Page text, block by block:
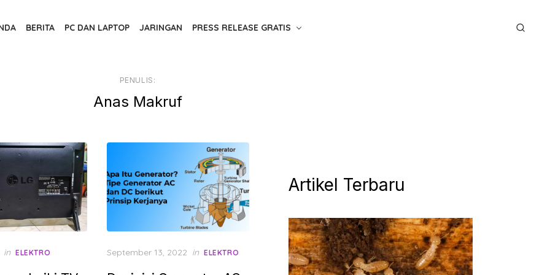
BERITA PC DAN LAPTOP JARINGAN PRESS RELEASE GRATIS
PENULIS:
Anas Makruf
in ELEKTRO
Posted
September 13, 2022 in ELEKTRO
Artikel Terbaru